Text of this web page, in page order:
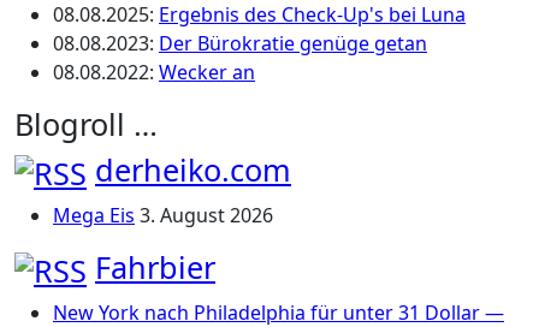
08.08.2025: Ergebnis des Check-Up's bei Luna
08.08.2023: Der Bürokratie genüge getan
08.08.2022: Wecker an
Blogroll …
derheiko.com
Mega Eis 3. August 2026
Fahrbier
New York nach Philadelphia für unter 31 Dollar —